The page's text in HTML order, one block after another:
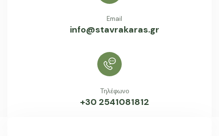
Email
info@stavrakaras.gr
Τηλέφωνο
+30 2541081812